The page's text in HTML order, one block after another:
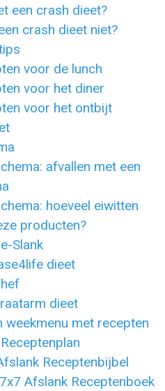
een crash dieet?
crash dieet niet?
voor de lunch
voor het diner
voor het ontbijt
afvallen met een
hoeveel eiwitten
producten?
Slank
dieet
dieet
weekmenu met recepten
Receptenbijbel
Afslank Receptenboek